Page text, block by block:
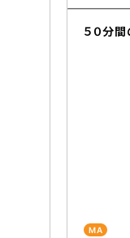
５０分
MA